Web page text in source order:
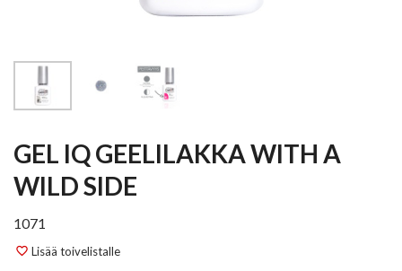
GEL IQ GEELILAKKA WITH A
WILD SIDE
1071
favorite_border Lisää toivelistalle